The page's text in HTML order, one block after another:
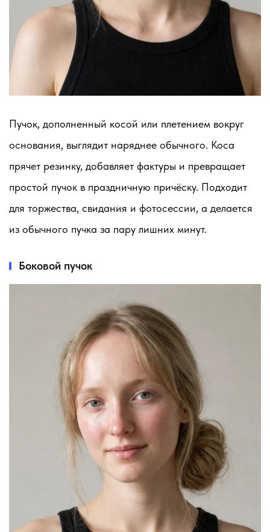
Пучок, дополненный косой или плетением вокруг
основания, выглядит наряднее обычного. Коса
прячет резинку, добавляет фактуры и превращает
простой пучок в праздничную причёску. Подходит
для торжества, свидания и фотосессии, а делается
из обычного пучка за пару лишних минут.
Боковой пучок